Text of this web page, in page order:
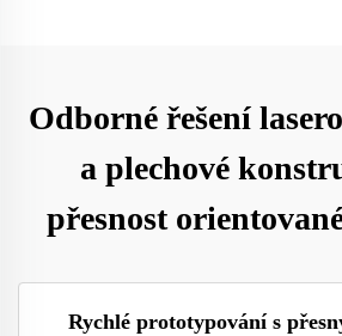
Odborné řešení
a plechové
přesnost
Rychlé prototypování s